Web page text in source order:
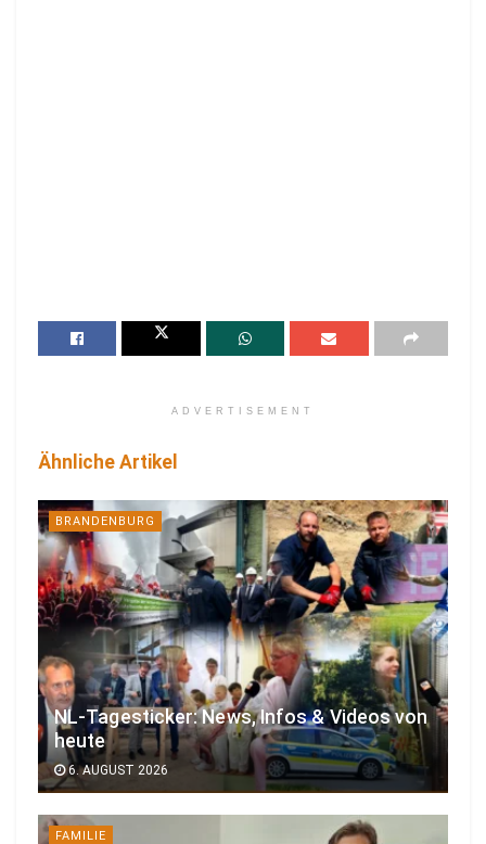
ADVERTISEMENT
Ähnliche Artikel
BRANDENBURG
NL-Tagesticker: News, Infos & Videos von
heute
6. AUGUST 2026
FAMILIE